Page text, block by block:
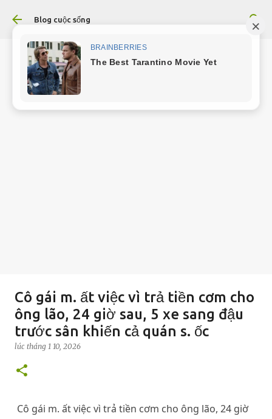
Chuyển đến nội dung chính
Blog cuộc sống
Cô gái m. ất việc vì trả tiền cơm cho
ông lão, 24 giờ sau, 5 xe sang đậu
trước sân khiến cả quán s. ốc
lúc tháng 1 10, 2026
Cô gái m. ất việc vì trả tiền cơm cho ông lão, 24 giờ